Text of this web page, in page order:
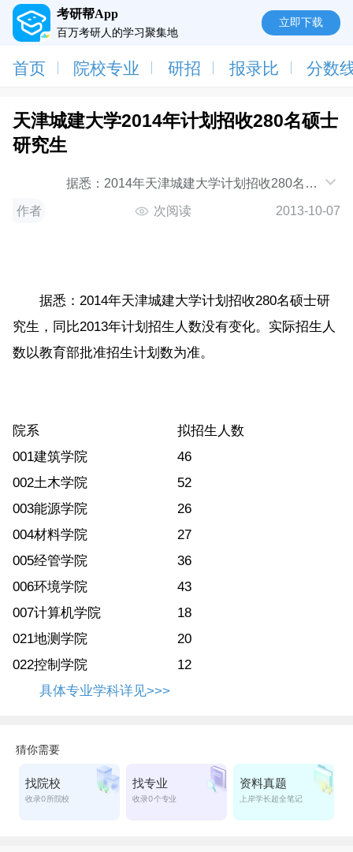
考研帮App
百万考研人的学习聚集地
立即下载
首页 院校专业 研招 报录比 分数
天津城建大学2014年计划招收280名硕士
研究生
士研究生，同比2013年计划招生人数没有变化。实际招
生人数
作者 次阅读 2013-10-07
据悉：2014年天津城建大学计划招收280名硕士研
究生，同比2013年计划招生人数没有变化。实际招生人
数以教育部批准招生计划数为准。
院系
拟招生人数
001建筑学院
46
002土木学院
52
003能源学院
26
004材料学院
27
005经管学院
36
006环境学院
43
007计算机学院
18
021地测学院
20
022控制学院
12
具体专业学科详见>>>